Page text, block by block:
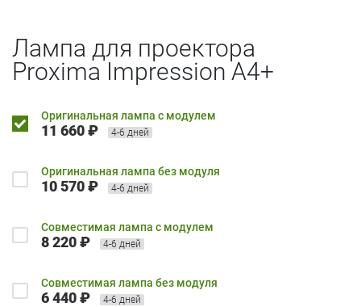
Лампа для проектора
Proxima Impression A4+
Оригинальная лампа с модулем
11 660 ₽ 4-6 дней
Оригинальная лампа без модуля
10 570 ₽ 4-6 дней
Совместимая лампа с модулем
8 220 ₽ 4-6 дней
Совместимая лампа без модуля
6 440 ₽ 4-6 дней